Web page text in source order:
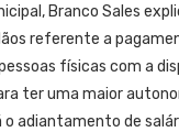
Branco Sales
referente a
físicas com a
ter uma maior
adiantamento de